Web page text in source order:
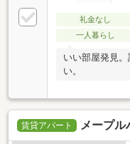
礼金なし
一人暮らし
いい部屋発見
い。
賃貸アパート メープル